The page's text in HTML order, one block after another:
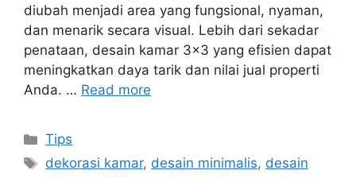
diubah menjadi area yang fungsional, nyaman,
dan menarik secara visual. Lebih dari sekadar
penataan, desain kamar 3×3 yang efisien dapat
meningkatkan daya tarik dan nilai jual properti
Anda. … Read more
Tips
dekorasi kamar, desain minimalis, desain